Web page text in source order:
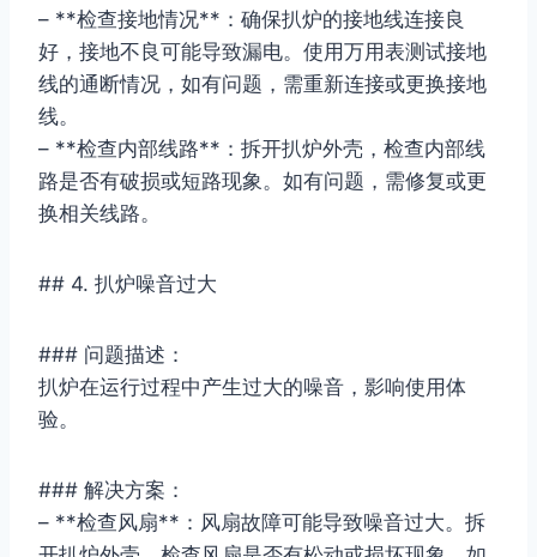
– **检查接地情况**：确保扒炉的接地线连接良
好，接地不良可能导致漏电。使用万用表测试接地
线的通断情况，如有问题，需重新连接或更换接地
线。
– **检查内部线路**：拆开扒炉外壳，检查内部线
路是否有破损或短路现象。如有问题，需修复或更
换相关线路。
## 4. 扒炉噪音过大
### 问题描述：
扒炉在运行过程中产生过大的噪音，影响使用体
验。
### 解决方案：
– **检查风扇**：风扇故障可能导致噪音过大。拆